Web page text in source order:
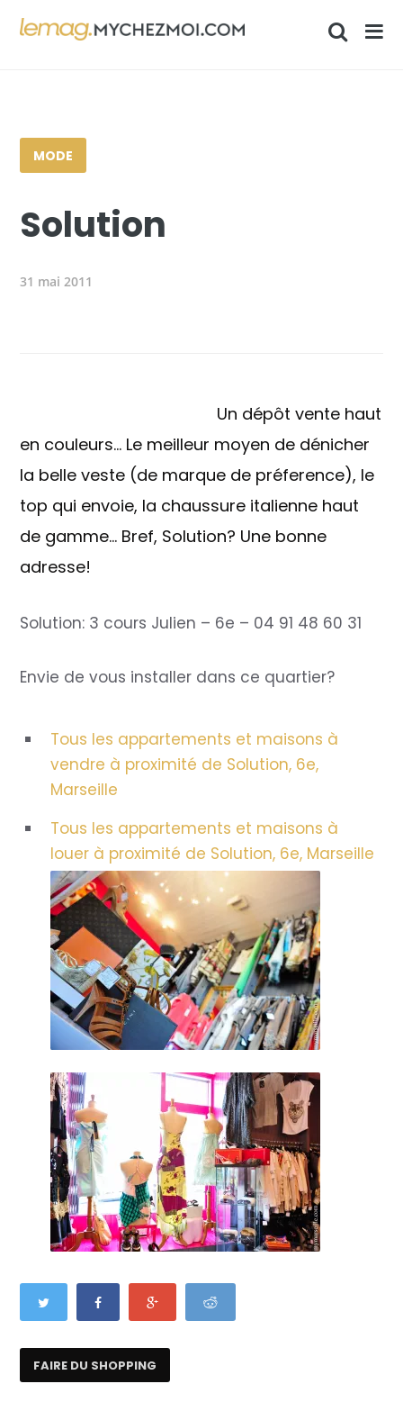
MODE
Solution
31 mai 2011
Un dépôt vente haut
en couleurs… Le meilleur moyen de dénicher
la belle veste (de marque de préference), le
top qui envoie, la chaussure italienne haut
de gamme… Bref, Solution? Une bonne
adresse!
Solution: 3 cours Julien – 6e – 04 91 48 60 31
Envie de vous installer dans ce quartier?
Tous les appartements et maisons à
vendre à proximité de Solution, 6e,
Marseille
Tous les appartements et maisons à
louer à proximité de Solution, 6e, Marseille
FAIRE DU SHOPPING